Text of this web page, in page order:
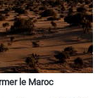
le Maroc